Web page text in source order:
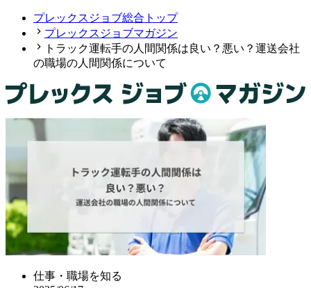
プレックスジョブ総合トップ
プレックスジョブマガジン
トラック運転手の人間関係は良い？悪い？運送会社
の職場の人間関係について
仕事・職場を知る